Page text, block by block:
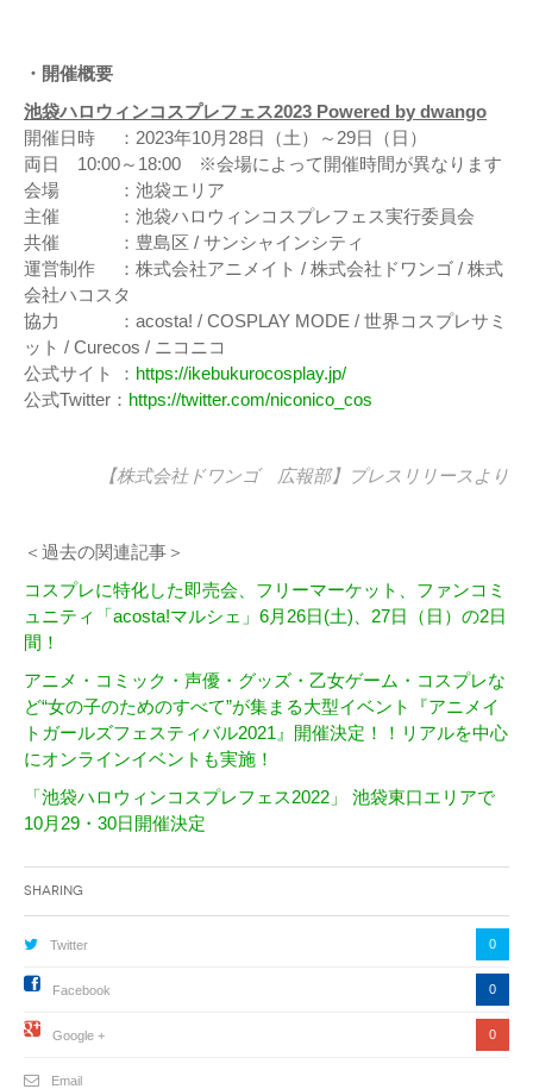
・開催概要
池袋ハロウィンコスプレフェス2023 Powered by dwango
開催日時 ：2023年10月28日（土）～29日（日）
両日 10:00～18:00 ※会場によって開催時間が異なります
会場 ：池袋エリア
主催 ：池袋ハロウィンコスプレフェス実行委員会
共催 ：豊島区 / サンシャインシティ
運営制作 ：株式会社アニメイト / 株式会社ドワンゴ / 株式
会社ハコスタ
協力 ：acosta! / COSPLAY MODE / 世界コスプレサミ
ット / Curecos / ニコニコ
公式サイト ： https://ikebukurocosplay.jp/
公式Twitter： https://twitter.com/niconico_cos
【株式会社ドワンゴ 広報部】 プレスリリース より
＜過去の関連記事＞
コスプレに特化した即売会、フリーマーケット、ファンコミ
ュニティ「acosta!マルシェ」6月26日(土)、27日（日）の2日
間！
アニメ・コミック・声優・グッズ・乙女ゲーム・コスプレな
ど“女の子のためのすべて”が集まる大型イベント『アニメイ
トガールズフェスティバル2021』開催決定！！リアルを中心
にオンラインイベントも実施！
「池袋ハロウィンコスプレフェス2022」 池袋東口エリアで
10月29・30日開催決定
Sharing
Twitter 0
Facebook 0
Google + 0
Email